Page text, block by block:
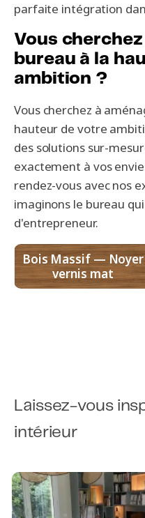
parfaite intégration
Vous
bureau à la
ambition ?
Vous cherchez à
hauteur de votre
des solutions sur-
exactement à vos
rendez-vous avec nos
imaginons le bureau
d'entrepreneur.
Bois Massif — Noyer
vernis mat
Laissez-vous
intérieur